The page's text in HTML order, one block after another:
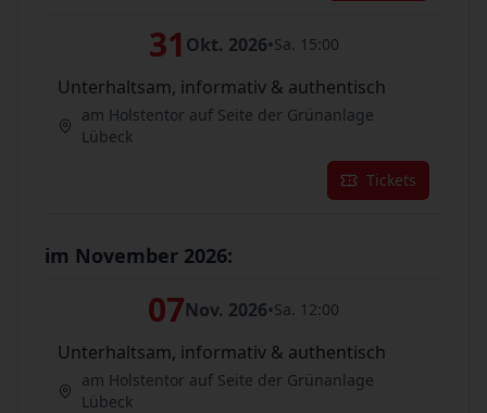
31 Okt. 2026•Sa. 15:00
Unterhaltsam, informativ & authentisch
am Holstentor auf Seite der Grünanlage
Lübeck
Tickets
im November 2026:
07Nov. 2026•Sa. 12:00
Unterhaltsam, informativ & authentisch
am Holstentor auf Seite der Grünanlage
Lübeck